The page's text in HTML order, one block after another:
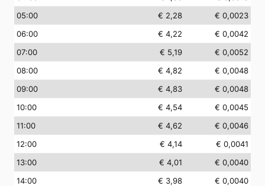
05:00 € 2,28
€ 0,0023
06:00 € 4,22
€ 0,0042
07:00 € 5,19
€ 0,0052
08:00 € 4,82
€ 0,0048
09:00 € 4,83
€ 0,0048
10:00 € 4,54
€ 0,0045
11:00 € 4,62
€ 0,0046
12:00 € 4,14
€ 0,0041
13:00 € 4,01
€ 0,0040
14:00 € 3,98
€ 0,0040